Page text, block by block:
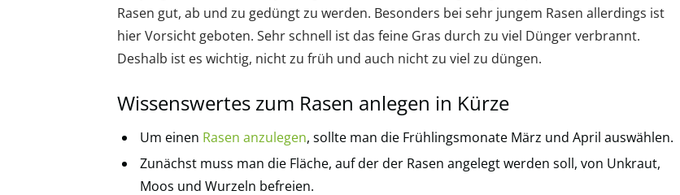
Rasen gut, ab und zu gedüngt zu werden. Besonders bei sehr jungem Rasen allerdings ist
hier Vorsicht geboten. Sehr schnell ist das feine Gras durch zu viel Dünger verbrannt.
Deshalb ist es wichtig, nicht zu früh und auch nicht zu viel zu düngen.
Wissenswertes zum Rasen anlegen in Kürze
Um einen Rasen anzulegen, sollte man die Frühlingsmonate März und April auswählen.
Zunächst muss man die Fläche, auf der der Rasen angelegt werden soll, von Unkraut,
Moos und Wurzeln befreien.